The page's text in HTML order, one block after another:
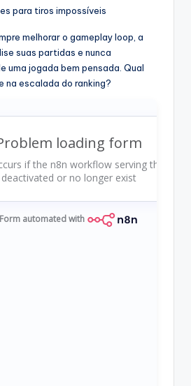
para tiros impossíveis
melhorar o gameplay loop, a
suas partidas e nunca
uma jogada bem pensada. Qual
na escalada do ranking?